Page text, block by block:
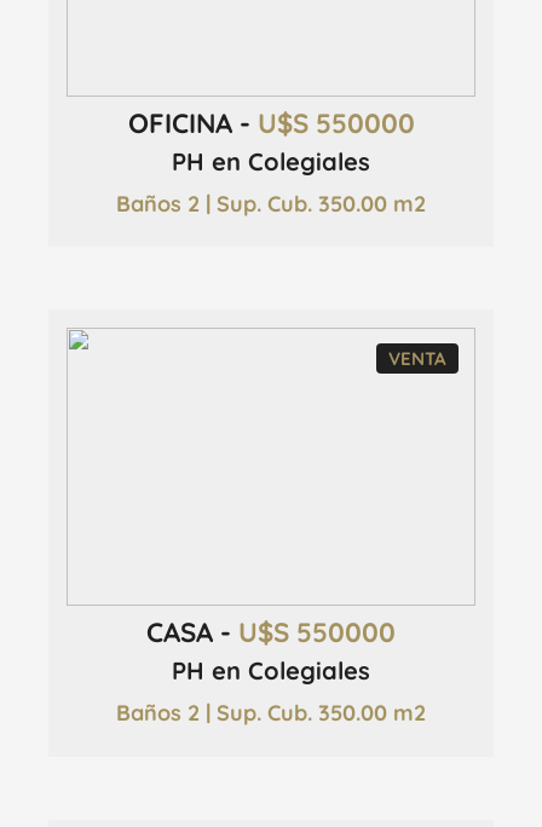
OFICINA - U$S 550000
PH en Colegiales
Baños 2 | Sup. Cub. 350.00 m2
VENTA
CASA - U$S 550000
PH en Colegiales
Baños 2 | Sup. Cub. 350.00 m2